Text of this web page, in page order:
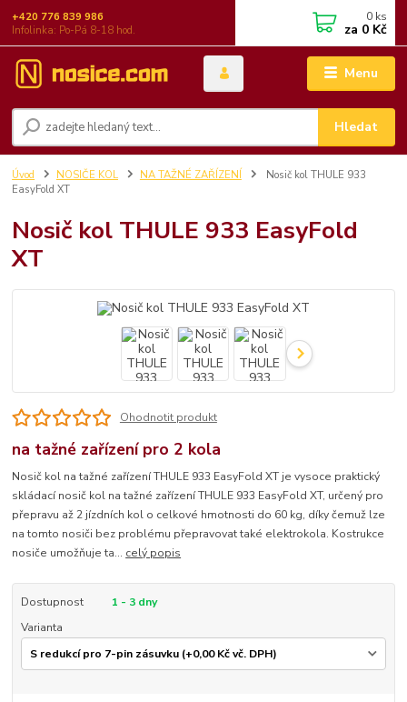
Menu
Hledat
+420 776 839 986
Infolinka: Po-Pá 8-18 hod.
0 ks
za 0 Kč
Úvod NOSIČE KOL NA TAŽNÉ ZAŘÍZENÍ
Nosič kol THULE 933
EasyFold XT
Nosič kol THULE 933 EasyFold
XT
Ohodnotit produkt
na tažné zařízení pro 2 kola
Nosič kol na tažné zařízení THULE 933 EasyFold XT je vysoce praktický
skládací nosič kol na tažné zařízení THULE 933 EasyFold XT, určený pro
přepravu až 2 jízdních kol o celkové hmotnosti do 60 kg, díky čemuž lze
na tomto nosiči bez problému přepravovat také elektrokola. Kostrukce
nosiče umožňuje ta... celý popis
Dostupnost
1 - 3 dny
Varianta